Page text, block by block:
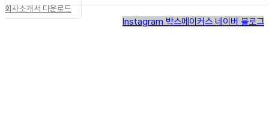
회사소개서 다운로드
Instagram 박스메이커스 네이버 블로그